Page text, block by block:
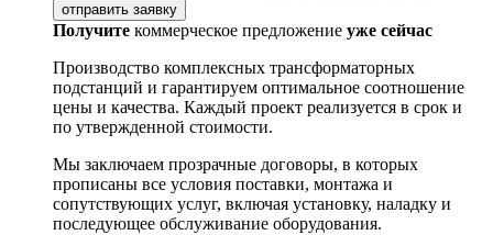
отправить заявку
Получите коммерческое предложение уже сейчас
Производство комплексных трансформаторных
подстанций и гарантируем оптимальное соотношение
цены и качества. Каждый проект реализуется в срок и
по утвержденной стоимости.
Мы заключаем прозрачные договоры, в которых
прописаны все условия поставки, монтажа и
сопутствующих услуг, включая установку, наладку и
последующее обслуживание оборудования.